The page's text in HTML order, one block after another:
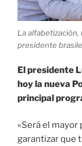
La
presidente
El presidente
hoy la nueva
principal
«Será el
garantizar que